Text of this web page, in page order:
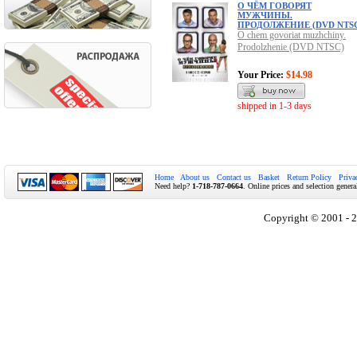
О ЧЁМ ГОВОРЯТ
МУЖЧИНЫ.
ПРОДОЛЖЕНИЕ (DVD
O chem govoriat muzhchiny.
Prodolzhenie (DVD NTSC)
Your Price: $14.98
shipped in 1-3 days
Home About us Contact us Basket Return Policy
Need help? 1-718-787-0664 . Online prices and selection
Copyright © 2001 -